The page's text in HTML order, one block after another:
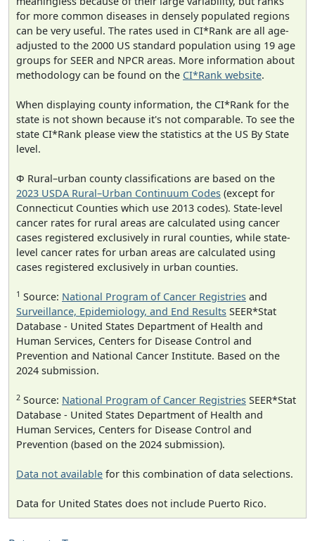
for more common diseases in densely populated regions
can be very useful. The rates used in CI*Rank are all age-
adjusted to the 2000 US standard population using 19 age
groups for SEER and NPCR areas. More information about
methodology can be found on the CI*Rank website.
When displaying county information, the CI*Rank for the
state is not shown because it's not comparable. To see the
state CI*Rank please view the statistics at the US By State
level.
Φ Rural–urban county classifications are based on the
2023 USDA Rural–Urban Continuum Codes (except for
Connecticut Counties which use 2013 codes). State-level
cancer rates for rural areas are calculated using cancer
cases registered exclusively in rural counties, while state-
level cancer rates for urban areas are calculated using
cases registered exclusively in urban counties.
1 Source: National Program of Cancer Registries and
Surveillance, Epidemiology, and End Results SEER*Stat
Database - United States Department of Health and
Human Services, Centers for Disease Control and
Prevention and National Cancer Institute. Based on the
2024 submission.
2 Source: National Program of Cancer Registries SEER*Stat
Database - United States Department of Health and
Human Services, Centers for Disease Control and
Prevention (based on the 2024 submission).
Data not available for this combination of data selections.
Data for United States does not include Puerto Rico.